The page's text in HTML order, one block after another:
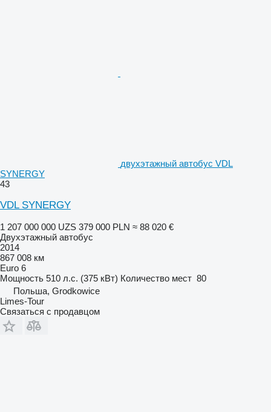
двухэтажный автобус VDL
SYNERGY
43
VDL SYNERGY
1 207 000 000 UZS 379 000 PLN ≈ 88 020 €
Двухэтажный автобус
2014
867 008 км
Euro 6
Мощность 510 л.с. (375 кВт) Количество мест 80
Польша, Grodkowice
Limes-Tour
Связаться с продавцом